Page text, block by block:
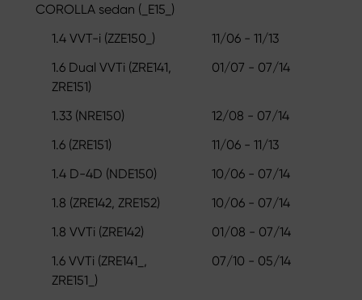
COROLLA sedan (_E15_)
1.4 VVT-i (ZZE150_)
11/06 - 11/13
1.6 Dual VVTi (ZRE141,
ZRE151)
01/07 - 07/14
1.33 (NRE150)
12/08 - 07/14
1.6 (ZRE151)
11/06 - 11/13
1.4 D-4D (NDE150)
10/06 - 07/14
1.8 (ZRE142, ZRE152)
10/06 - 07/14
1.8 VVTi (ZRE142)
01/08 - 07/14
1.6 VVTi (ZRE141_,
ZRE151_)
07/10 - 05/14